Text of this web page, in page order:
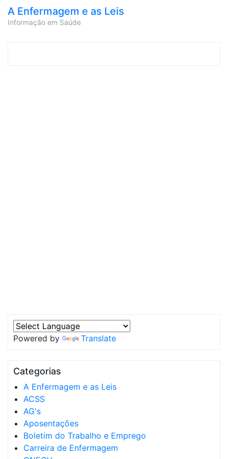
A Enfermagem e as Leis
Informação em Saúde
Powered by Translate
Categorias
A Enfermagem e as Leis
ACSS
AG's
Aposentações
Boletim do Trabalho e Emprego
Carreira de Enfermagem